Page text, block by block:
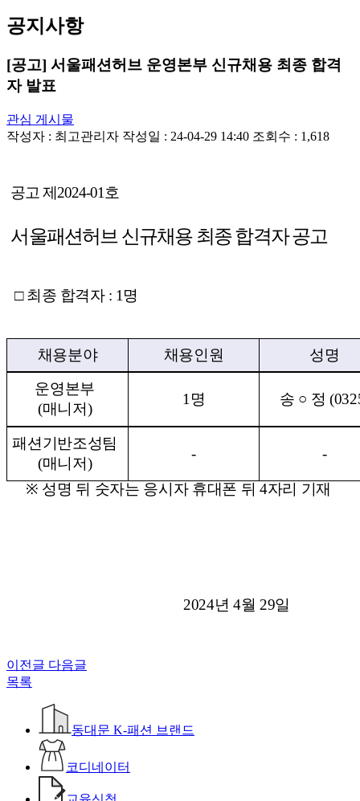
공지사항
[공고] 서울패션허브 운영본부 신규채용 최종 합격
자 발표
관심 게시물
작성자 : 최고관리자 작성일 : 24-04-29 14:40 조회수 : 1,618
공고 제 2024-01 호
서울패션허브 신규채용 최종 합격자 공고
□ 최종 합격자: 1 명
채용분야 채용인원 성명
운영본부
(매니저)
1 명 송 ○ 정
패션기반조성팀
(매니저)
- -
※ 성명 뒤 숫자는 응시자 휴대폰 뒤 4자리 기재
2024년 4월 29일
이전글 다음글
목록
동대문 K-패션 브랜드
코디네이터